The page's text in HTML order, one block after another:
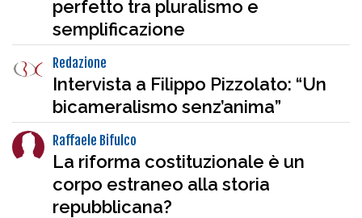
perfetto tra pluralismo e
semplificazione
Redazione
Intervista a Filippo Pizzolato: “Un
bicameralismo senz’anima”
Raffaele Bifulco
La riforma costituzionale è un
corpo estraneo alla storia
repubblicana?